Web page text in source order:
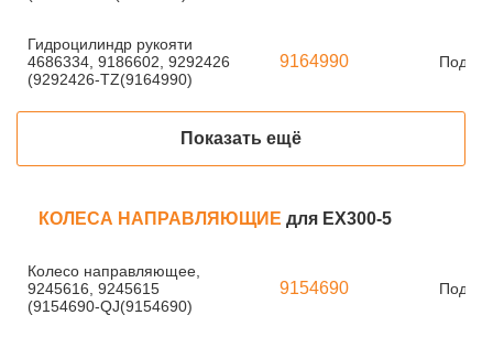
Гидроцилиндр рукояти
4686334, 9186602, 9292426
(9292426-TZ(9164990)
9164990 Под
Показать ещё
КОЛЕСА НАПРАВЛЯЮЩИЕ для EX300-5
Колесо направляющее,
9245616, 9245615
(9154690-QJ(9154690)
9154690 Под